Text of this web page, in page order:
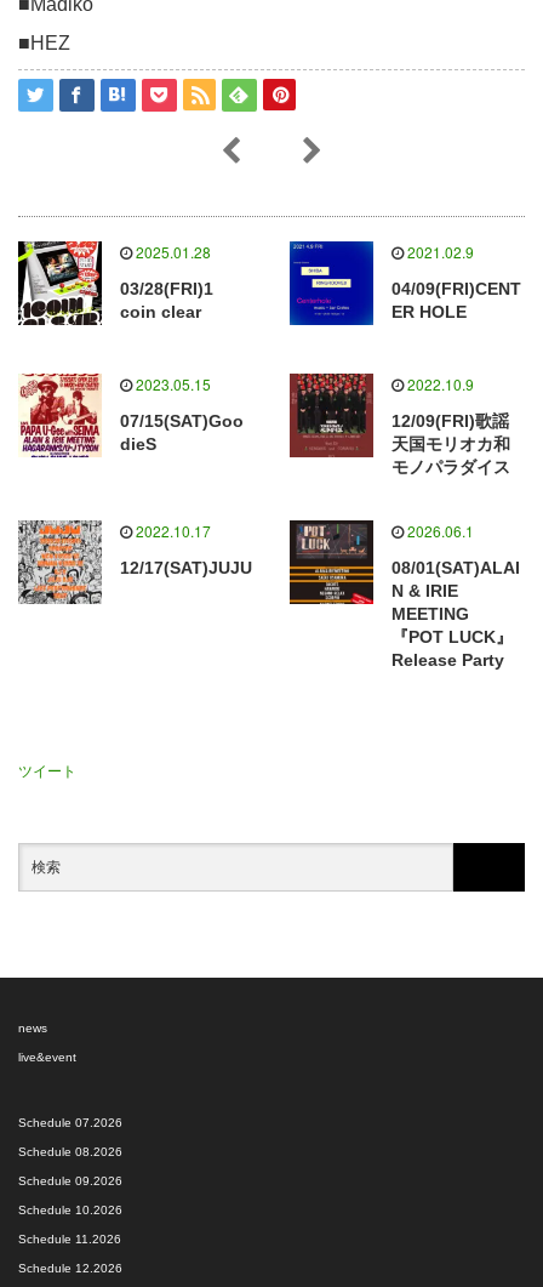
■Madiko
■HEZ
2025.01.28
03/28(FRI)1
coin clear
2021.02.9
04/09(FRI)CENT
ER HOLE
2023.05.15
07/15(SAT)Goo
dieS
2022.10.9
12/09(FRI)歌謡
天国モリオカ和
モノパラダイス
2022.10.17
12/17(SAT)JUJU
2026.06.1
08/01(SAT)ALAI
N & IRIE
MEETING
『POT LUCK』
Release Party
ツイート
news
live&event
Schedule 07.2026
Schedule 08.2026
Schedule 09.2026
Schedule 10.2026
Schedule 11.2026
Schedule 12.2026